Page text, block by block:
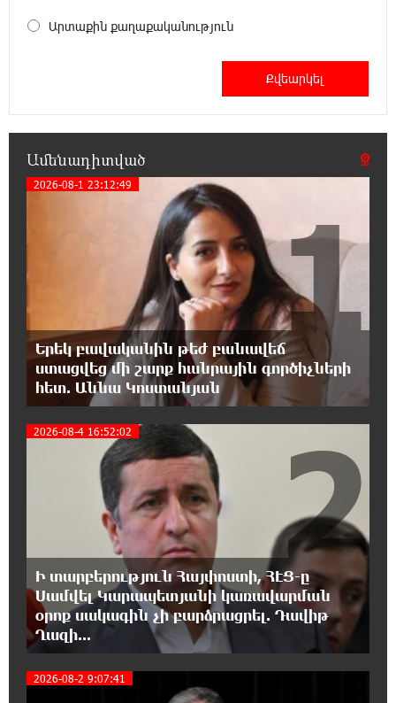
գալու համար. Արմեն Մանվելյան
Դուք ու ձեր անտաղանդ շոուները ոչ ավելին
են, քան անհաջող ու չստացված դերասանի
14:58:53 8-08-2026
Միայն հանրային մեծ աջակցության
պարագայում ընդդիմությունը կկարողանա
օրակարգ թելադրել. Արեգ Սավգուլյան
14:44:51 8-08-2026
«ՀայաՔվեի» տարածքային գրասենյակները
շարունակում են կահավորվել Ավետիք
Չալաբյանի ազատ արձակումը պահանջող պաստառներով
13:16:00 8-08-2026
Երկուսը մեկում. Բրիտանացի ֆերմերները
համատեղում են արևային վահանակները
ոչխարների հետ մեկ դաշտում, և դա աշխատում է
12:27:29 8-08-2026
Սաուդյան Արաբիան, Թուրքիան և
Պակիստանը համատեղ պաշտպանության
մասին համաձայնագիր են կնքել. Արտակ Զաքարյան
12:05:38 8-08-2026
Սլովակիայի նախկին ղեկավարները
պահանջում են, որ Նիկոլ Փաշինյանը
դադարեցնի Հայ Առաքելական Եկեղեցու նկատմամբ
Արտաքին քաղաքականություն
Ամենադիտված
2026-08-1 23:12:49
Երեկ բավականին թեժ բանավեճ
ստացվեց մի շարք հանրային գործիչների
հետ. Աննա Կոստանյան
1
2026-08-4 16:52:02
Ի տարբերություն Հայփոստի, ՀԷՑ-ը
Սամվել Կարապետյանի կառավարման
օրոք սակագին չի բարձրացրել. Դավիթ
Ղազի...
2
2026-08-2 9:07:41